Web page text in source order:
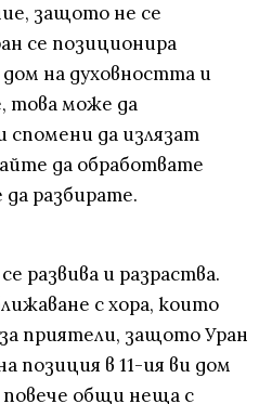
защото не се
се позиционира
дом на духовността и
това може да
спомени да излязат
да обработвате
разбирате.
развива и разраства.
с хора, които
приятели, защото Уран
позиция в 11-ия ви дом
общи неща с